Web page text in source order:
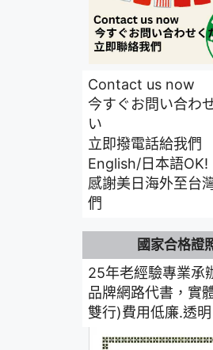
Contact us now
今すぐお問い合わ
い
立即撥電話給我們
English/日本語OK!
感謝美日海外至台
們
國家合格證
25年老經驗專業承
品牌網路代書，實
雙行)費用低廉.透明